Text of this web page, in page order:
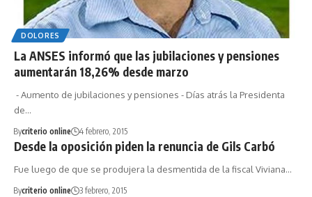
DOLORES
La ANSES informó que las jubilaciones y pensiones
aumentarán 18,26% desde marzo
- Aumento de jubilaciones y pensiones - Días atrás la Presidenta
de…
Bycriterio online 4 febrero, 2015
Desde la oposición piden la renuncia de Gils Carbó
Fue luego de que se produjera la desmentida de la fiscal Viviana…
Bycriterio online 3 febrero, 2015